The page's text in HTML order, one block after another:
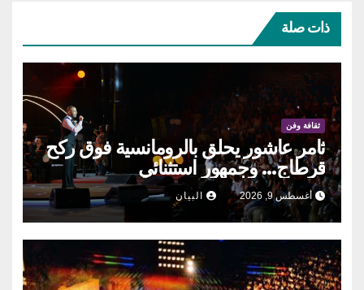
ذات صلة
ثقافة وفن
ثامر عاشور يحلق بالرومانسية فوق ركح
قرطاج… وجمهور استثنائي
أغسطس 9, 2026 البيان